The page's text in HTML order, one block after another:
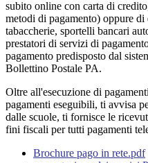
subito online con carta di
metodi di pagamento) oppure di
tabaccherie, sportelli bancari
prestatori di servizi di
pagamento predisposto dal
Bollettino Postale PA.
Oltre all'esecuzione di
pagamenti eseguibili, ti avvisa
dalle scuole, ti fornisce le
fini fiscali per tutti pagamenti
Brochure pago in rete.pdf